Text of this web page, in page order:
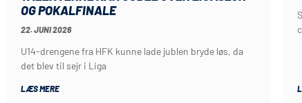
OG POKALFINALE
22. JUNI 2026
U14-drengene fra HFK kunne lade jublen bryde løs, da
det blev til sejr i Liga
LÆS MERE